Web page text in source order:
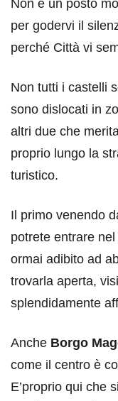
Non è un posto
per godervi il
perché Città vi
Non tutti i castelli
sono dislocati in
altri due che
proprio lungo la
turistico.
Il primo venendo
potrete entrare
ormai adibito ad
trovarla aperta,
splendidamente
Anche Borgo
come il centro è
E’proprio qui che